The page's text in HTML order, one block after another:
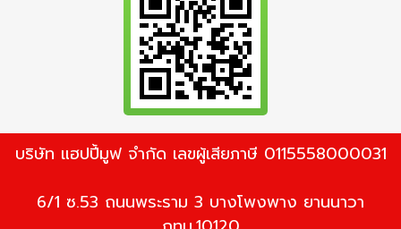
บริษัท แฮปปี้มูฟ จำกัด เลขผู้เสียภาษี 0115558000031
6/1 ซ.53 ถนนพระราม 3 บางโพงพาง ยานนาวา